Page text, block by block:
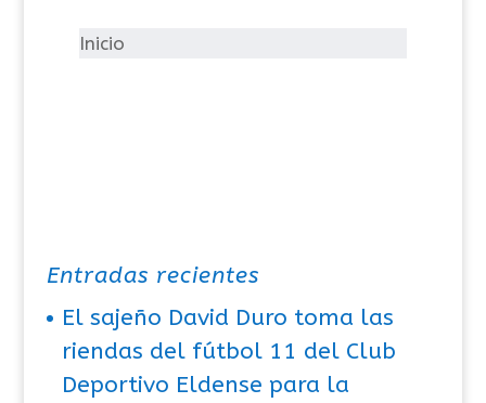
íInicio
Entradas recientes
El sajeño David Duro toma las
riendas del fútbol 11 del Club
Deportivo Eldense para la